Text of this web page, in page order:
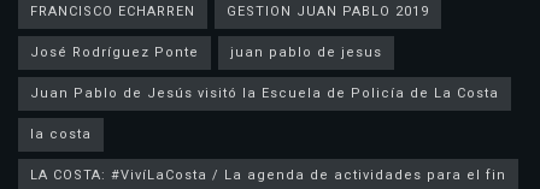
FRANCISCO ECHARREN
GESTION JUAN PABLO 2019
José Rodríguez Ponte
juan pablo de jesus
la costa
LA COSTA: #VivíLaCosta / La agenda de actividades para el fin